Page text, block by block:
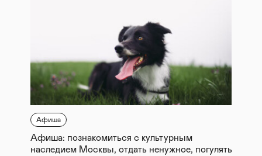
Афиша
Афиша: познакомиться с культурным
наследием Москвы, отдать ненужное, погулять